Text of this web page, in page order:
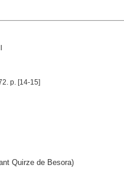
p. [14-15]
Quirze de Besora)